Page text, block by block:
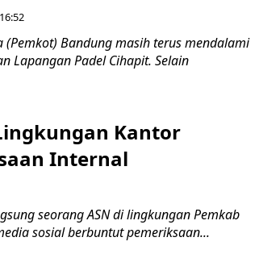
(Pemkot) Bandung masih terus mendalami
Lapangan Padel Cihapit. Selain
Kantor
Internal
seorang ASN di lingkungan Pemkab
sosial berbuntut pemeriksaan...